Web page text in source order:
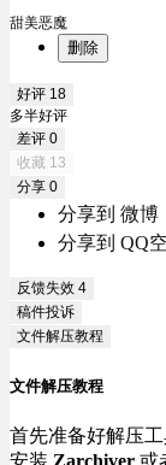
甜美恶魔
删除
好评 18
多半好评
差评 0
收藏 13
分享 0
分享到 微博
分享到 QQ
反馈失效 4
稿件投诉
文件解压教程
文件解压教程
首先准备好解压
安装 Zarchiver 或